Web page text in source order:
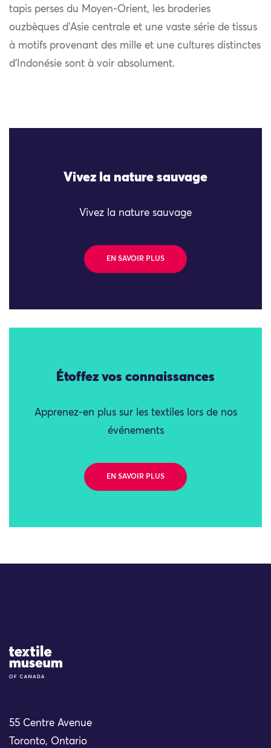
tapis perses du Moyen-Orient, les broderies
ouzbèques d’Asie centrale et une vaste série de tissus
à motifs provenant des mille et une cultures distinctes
d’Indonésie sont à voir absolument.
Vivez la nature sauvage
Vivez la nature sauvage
EN SAVOIR PLUS
Étoffez vos connaissances
Apprenez-en plus sur les textiles lors de nos
événements
EN SAVOIR PLUS
Site Logo
55 Centre Avenue
Toronto, Ontario